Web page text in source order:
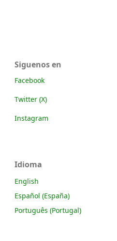
Siguenos en
Facebook
Twitter (X)
Instagram
Idioma
English
Español (España)
Português (Portugal)